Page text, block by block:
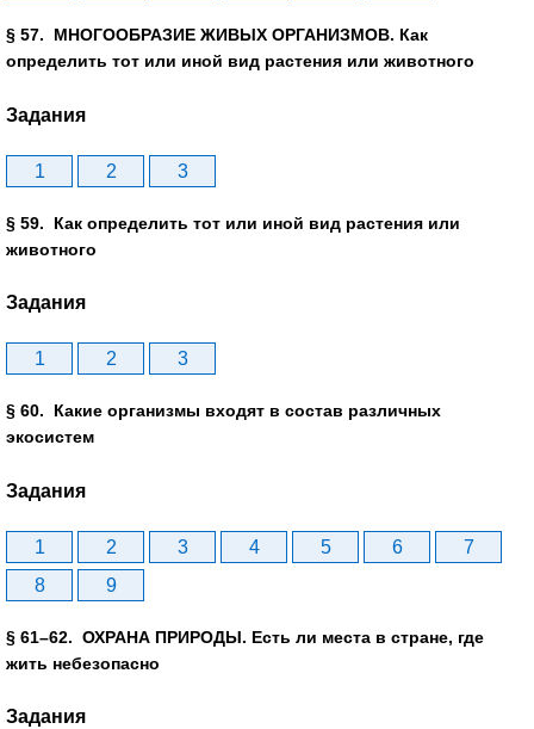
§ 57. МНОГООБРАЗИЕ ЖИВЫХ ОРГАНИЗМОВ. Как
определить тот или иной вид растения или животного
Задания
1 2 3
§ 59. Как определить тот или иной вид растения или
животного
Задания
1 2 3
§ 60. Какие организмы входят в состав различных
экосистем
Задания
1 2 3 4 5 6
7
8
9
§ 61–62. ОХРАНА ПРИРОДЫ. Есть ли места в стране, где
жить небезопасно
Задания